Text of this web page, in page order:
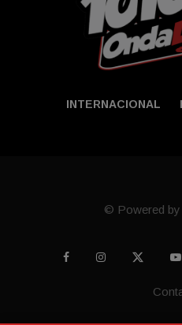
INTERNACIONAL
© Powered